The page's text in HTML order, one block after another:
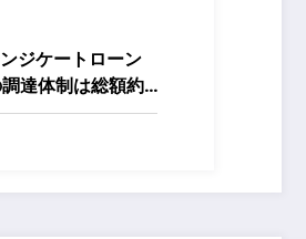
ジケートローン
達体制は総額約
開をはじめとした